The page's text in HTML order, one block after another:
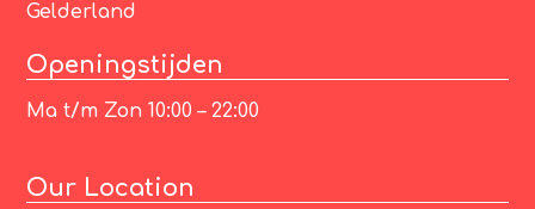
Gelderland
Openingstijden
Ma t/m Zon 10:00 – 22:00
Our Location